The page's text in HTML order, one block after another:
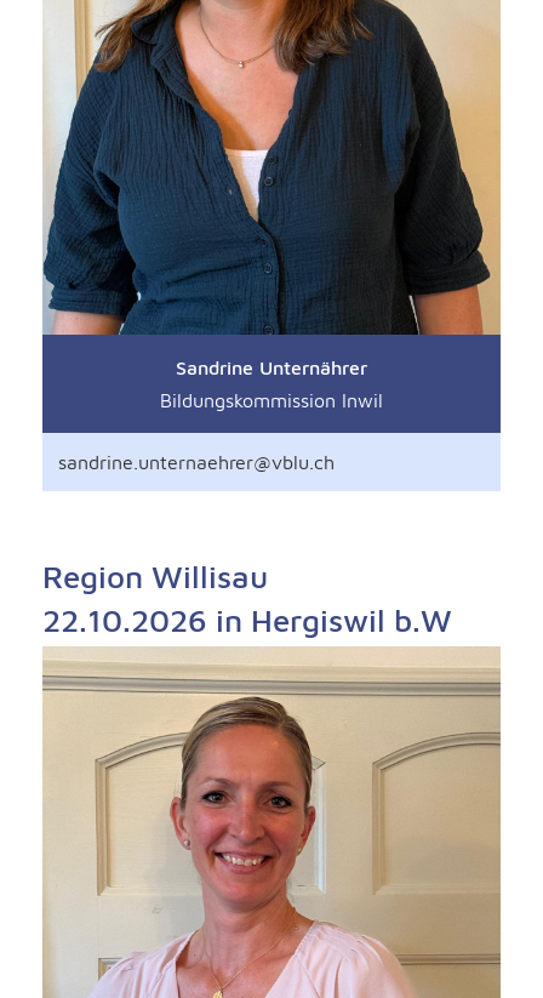
Sandrine Unternährer
Bildungskommission Inwil
sandrine.unternaehrer@vblu.ch
Region Willisau
22.10.2026 in Hergiswil b.W